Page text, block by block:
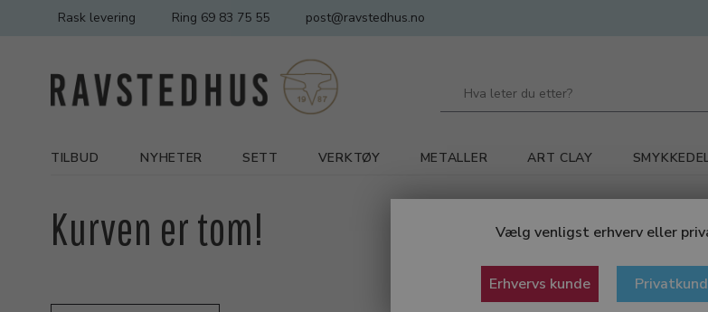
Vælg venligst erhverv eller
Erhvervs kunde
Rask levering Ring 69 83 75 55 post@ravstedhus.no
TILBUD NYHETER SETT VERKTØY METALLER ART CLAY
Kurven er tom!